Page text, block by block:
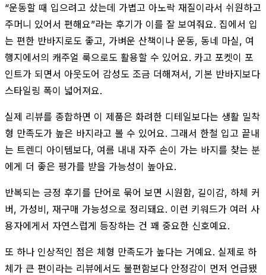
“운동할 때 입으려고 샀는데 가볍고 아노락 재질이라서 쉬원하고
주머니 있어서 편해요”라는 후기가 이를 잘 보여줘요. 집에서 입
는 편한 반바지로도 좋고, 가벼운 산책이나 운동, 동네 마실, 여
행지에서의 캐주얼 룩으로도 활용할 수 있어요. 카고 포켓이 포
인트가 되면서 아웃도어 감성도 조금 더해져서, 기본 반바지보다
스타일링 폭이 넓어져요.
실제 리뷰를 종합하면 이 제품은 화려한 디테일보다는 생활 밀착
형 만족도가 높은 바지라고 볼 수 있어요. 그래서 한철 입고 끝내
는 트렌디 아이템보다, 여름 내내 자주 손이 가는 바지를 찾는 분
에게 더 좋은 평가를 받을 가능성이 높아요.
반복되는 긍정 후기를 단어로 묶어 보면 시원함, 길이감, 하체 커
버, 가성비, 재구매 가능성으로 정리돼요. 이런 키워드가 여러 사
용자에게서 자연스럽게 등장하는 건 꽤 중요한 신호예요.
또 하나 인상적인 점은 체형 만족도가 높다는 거예요. 실제로 하
체가 큰 편이라는 리뷰에서도 불편함보다 안정감이 먼저 언급됐